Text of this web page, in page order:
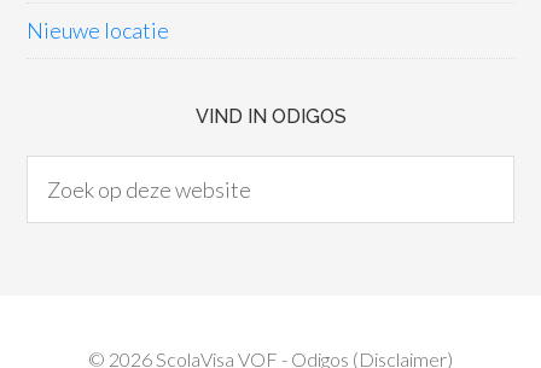
Nieuwe locatie
VIND IN ODIGOS
© 2026 ScolaVisa VOF - Odigos (Disclaimer)